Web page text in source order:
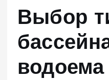
Выбор
водоема